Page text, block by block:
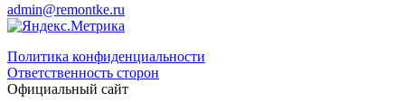
admin@remontke.ru
Политика конфиденциальности
Ответственность сторон
Официальный сайт